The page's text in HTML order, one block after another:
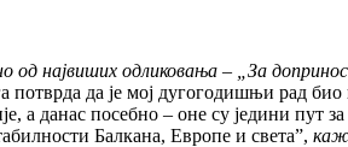
од највиших одликовања – „За
потврда да је мој дугогодишњи рад
а данас посебно – оне су једини пут
Балкана, Европе и света”,